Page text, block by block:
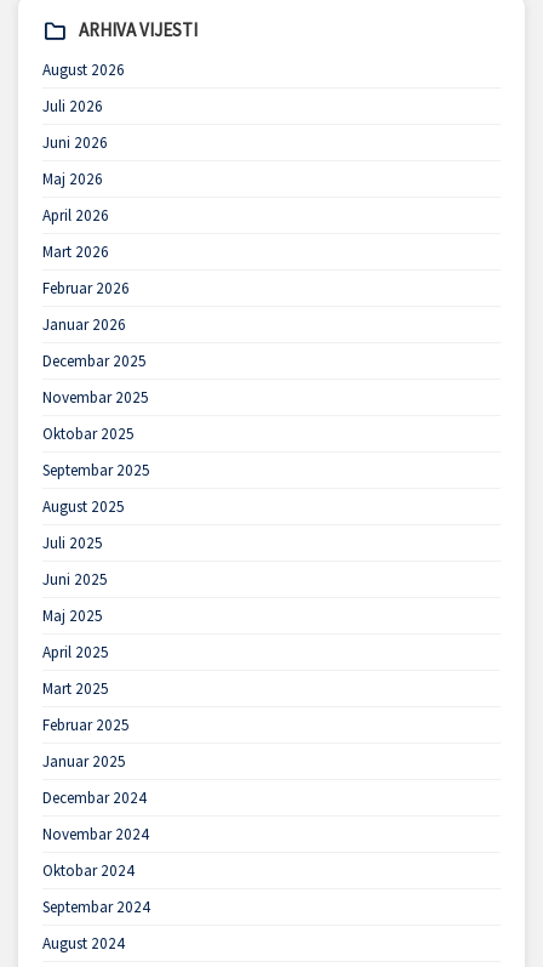
ARHIVA VIJESTI
August 2026
Juli 2026
Juni 2026
Maj 2026
April 2026
Mart 2026
Februar 2026
Januar 2026
Decembar 2025
Novembar 2025
Oktobar 2025
Septembar 2025
August 2025
Juli 2025
Juni 2025
Maj 2025
April 2025
Mart 2025
Februar 2025
Januar 2025
Decembar 2024
Novembar 2024
Oktobar 2024
Septembar 2024
August 2024